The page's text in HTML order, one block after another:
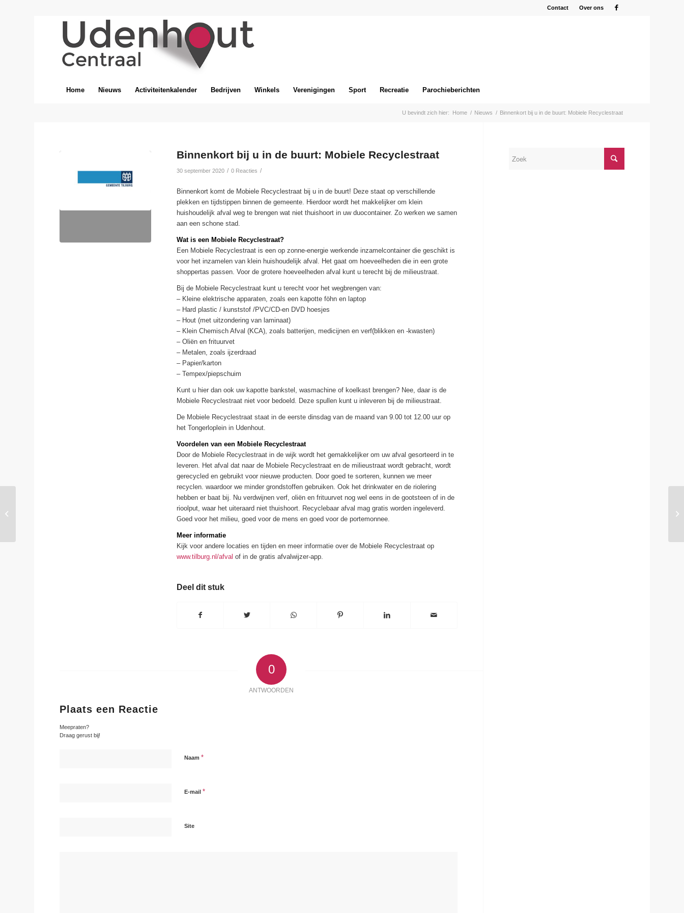
Contact Over ons
Home Nieuws Activiteitenkalender Bedrijven Winkels Verenigingen Sport Recreatie Parochieberichten
U bevindt zich hier: Home / Nieuws / Binnenkort bij u in de buurt: Mobiele Recyclestraat
Binnenkort bij u in de buurt: Mobiele Recyclestraat
30 september 2020 / 0 Reacties /
Binnenkort komt de Mobiele Recyclestraat bij u in de buurt! Deze staat op verschillende
plekken en tijdstippen binnen de gemeente. Hierdoor wordt het makkelijker om klein
huishoudelijk afval weg te brengen wat niet thuishoort in uw duocontainer. Zo werken we samen
aan een schone stad.
Wat is een Mobiele Recyclestraat?
Een Mobiele Recyclestraat is een op zonne-energie werkende inzamelcontainer die geschikt is
voor het inzamelen van klein huishoudelijk afval. Het gaat om hoeveelheden die in een grote
shoppertas passen. Voor de grotere hoeveelheden afval kunt u terecht bij de milieustraat.
Bij de Mobiele Recyclestraat kunt u terecht voor het wegbrengen van:
– Kleine elektrische apparaten, zoals een kapotte föhn en laptop
– Hard plastic / kunststof /PVC/CD-en DVD hoesjes
– Hout (met uitzondering van laminaat)
– Klein Chemisch Afval (KCA), zoals batterijen, medicijnen en verf(blikken en -kwasten)
– Oliën en frituurvet
– Metalen, zoals ijzerdraad
– Papier/karton
– Tempex/piepschuim
Kunt u hier dan ook uw kapotte bankstel, wasmachine of koelkast brengen? Nee, daar is de
Mobiele Recyclestraat niet voor bedoeld. Deze spullen kunt u inleveren bij de milieustraat.
De Mobiele Recyclestraat staat in de eerste dinsdag van de maand van 9.00 tot 12.00 uur op
het Tongerloplein in Udenhout.
Voordelen van een Mobiele Recyclestraat
Door de Mobiele Recyclestraat in de wijk wordt het gemakkelijker om uw afval gesorteerd in te
leveren. Het afval dat naar de Mobiele Recyclestraat en de milieustraat wordt gebracht, wordt
gerecycled en gebruikt voor nieuwe producten. Door goed te sorteren, kunnen we meer
recyclen. waardoor we minder grondstoffen gebruiken. Ook het drinkwater en de riolering
hebben er baat bij. Nu verdwijnen verf, oliën en frituurvet nog wel eens in de gootsteen of in de
rioolput, waar het uiteraard niet thuishoort. Recyclebaar afval mag gratis worden ingeleverd.
Goed voor het milieu, goed voor de mens en goed voor de portemonnee.
Meer informatie
Kijk voor andere locaties en tijden en meer informatie over de Mobiele Recyclestraat op
www.tilburg.nl/afval of in de gratis afvalwijzer-app.
Deel dit stuk
0
ANTWOORDEN
Plaats een Reactie
Meepraten?
Draag gerust bij!
Naam*
E-mail*
Site